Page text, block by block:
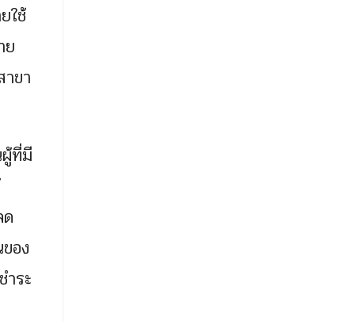
ใช้
ย
ขา
ที่มี
อง
ระ